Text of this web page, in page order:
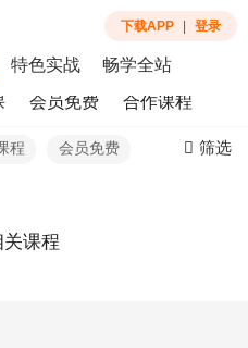
下载APP 登录
特色实战 畅学全站
会员免费 合作课程
程 会员免费 筛选
课程